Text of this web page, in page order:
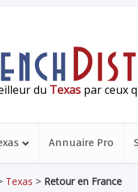
du Texaspar ceux
Annuaire Pro
Texas > Retour en France